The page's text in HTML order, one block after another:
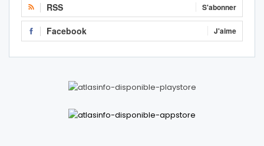
RSS S'abonner
Facebook J'aime